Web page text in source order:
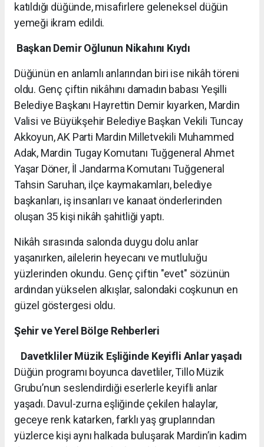
katıldığı düğünde, misafirlere geleneksel düğün
yemeği ikram edildi.
Başkan Demir Oğlunun Nikahını Kıydı
Düğünün en anlamlı anlarından biri ise nikâh töreni
oldu. Genç çiftin nikâhını damadın babası Yeşilli
Belediye Başkanı Hayrettin Demir kıyarken, Mardin
Valisi ve Büyükşehir Belediye Başkan Vekili Tuncay
Akkoyun, AK Parti Mardin Milletvekili Muhammed
Adak, Mardin Tugay Komutanı Tuğgeneral Ahmet
Yaşar Döner, İl Jandarma Komutanı Tuğgeneral
Tahsin Saruhan, ilçe kaymakamları, belediye
başkanları, iş insanları ve kanaat önderlerinden
oluşan 35 kişi nikâh şahitliği yaptı.
Nikâh sırasında salonda duygu dolu anlar
yaşanırken, ailelerin heyecanı ve mutluluğu
yüzlerinden okundu. Genç çiftin "evet" sözünün
ardından yükselen alkışlar, salondaki coşkunun en
güzel göstergesi oldu.
Şehir ve Yerel Bölge Rehberleri
Davetkliler Müzik Eşliğinde Keyifli Anlar yaşadı
Düğün programı boyunca davetliler, Tillo Müzik
Grubu’nun seslendirdiği eserlerle keyifli anlar
yaşadı. Davul-zurna eşliğinde çekilen halaylar,
geceye renk katarken, farklı yaş gruplarından
yüzlerce kişi aynı halkada buluşarak Mardin’in kadim